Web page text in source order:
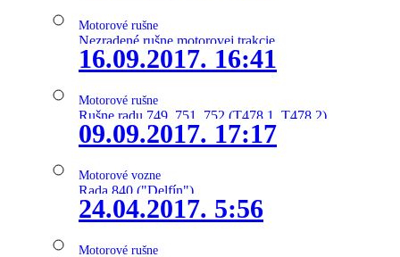
Motorové rušne
Nezradené rušne motorovej trakcie
16.09.2017. 16:41
Motorové rušne
Rušne radu 749, 751, 752 (T478.1, T478.2)
09.09.2017. 17:17
Motorové vozne
Rada 840 ("Delfín")
24.04.2017. 5:56
Motorové rušne